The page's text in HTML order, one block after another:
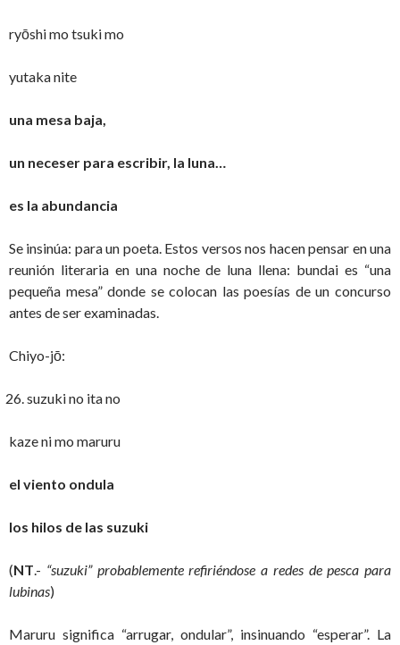
ryōshi mo tsuki mo
yutaka nite
una mesa baja,
un neceser para escribir, la luna…
es la abundancia
Se insinúa: para un poeta. Estos versos nos hacen pensar en una
reunión literaria en una noche de luna llena: bundai es “una
pequeña mesa” donde se colocan las poesías de un concurso
antes de ser examinadas.
Chiyo-jō:
suzuki no ita no
kaze ni mo maruru
el viento ondula
los hilos de las suzuki
(NT.- “suzuki” probablemente refiriéndose a redes de pesca para
lubinas)
Maruru significa “arrugar, ondular”, insinuando “esperar”. La